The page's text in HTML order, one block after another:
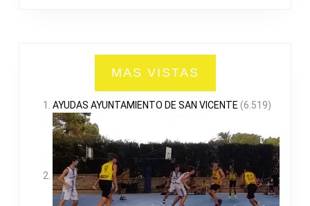
MAS VISTAS
AYUDAS AYUNTAMIENTO DE SAN VICENTE (6.519)